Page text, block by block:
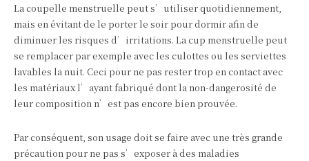
La coupelle menstruelle peut s’utiliser quotidiennement,
mais en évitant de le porter le soir pour dormir afin de
diminuer les risques d’irritations. La cup menstruelle peut
se remplacer par exemple avec les culottes ou les serviettes
lavables la nuit. Ceci pour ne pas rester trop en contact avec
les matériaux l’ayant fabriqué dont la non-dangerosité de
leur composition n’est pas encore bien prouvée.
Par conséquent, son usage doit se faire avec une très grande
précaution pour ne pas s’exposer à des maladies